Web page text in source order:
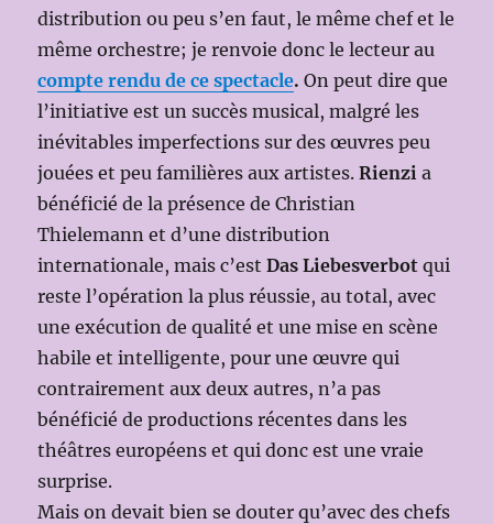
distribution ou peu s’en faut, le même chef et le
même orchestre; je renvoie donc le lecteur au
compte rendu de ce spectacle.On peut dire que
l’initiative est un succès musical, malgré les
inévitables imperfections sur des œuvres peu
jouées et peu familières aux artistes.Rienzi a
bénéficié de la présence de Christian
Thielemann et d’une distribution
internationale, mais c’estDas Liebesverbot qui
reste l’opération la plus réussie, au total, avec
une exécution de qualité et une mise en scène
habile et intelligente, pour une œuvre qui
contrairement aux deux autres, n’a pas
bénéficié de productions récentes dans les
théâtres européens et qui donc est une vraie
surprise.
Mais on devait bien se douter qu’avec des chefs